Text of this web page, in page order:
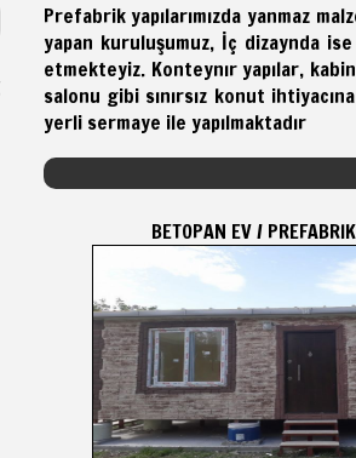
Prefabrik yapılarımızda yanmaz
yapan kuruluşumuz, İç dizaynda
etmekteyiz. Konteynır yapılar,
salonu gibi sınırsız konut
yerli sermaye ile yapılmaktadır
BETOPAN EV /